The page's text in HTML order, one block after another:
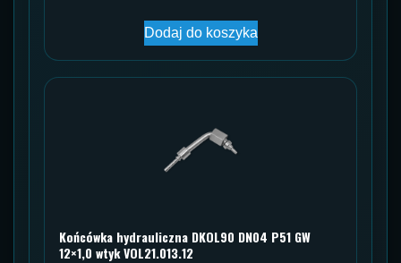
Dodaj do koszyka
Końcówka hydrauliczna DKOL90 DN04 P51 GW
12×1,0 wtyk VOL21.013.12